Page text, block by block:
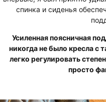
спинка и сиденья
Усиленная поясничная
никогда не было кресла с
легко регулировать
просто